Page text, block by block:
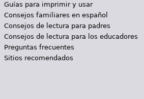
Guías para imprimir y usar
Consejos familiares en español
Consejos de lectura para padres
Consejos de lectura para los educadores
Preguntas frecuentes
Sitios recomendados